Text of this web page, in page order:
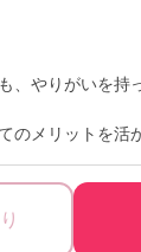
、やりがいを持
のメリットを活
22,000円／回）
115日。月の希